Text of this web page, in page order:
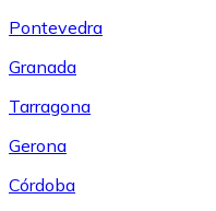
Pontevedra
Granada
Tarragona
Gerona
Córdoba